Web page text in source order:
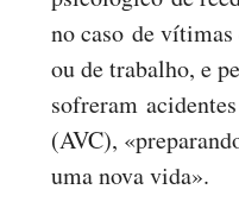
no caso de
ou de trabalho, e
sofreram
(AVC),
uma nova vida».